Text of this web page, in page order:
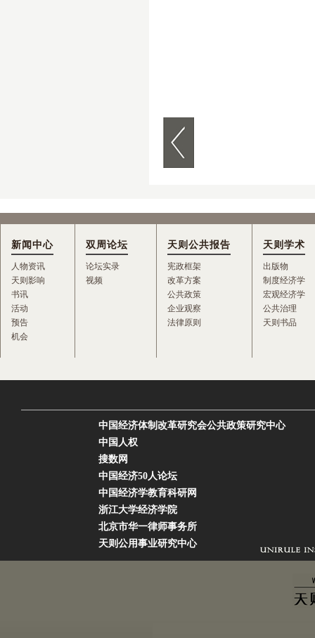
新闻中心
人物资讯
天则影响
书讯
活动
预告
机会
双周论坛
论坛实录
视频
天则公共报告
宪政框架
改革方案
公共政策
企业观察
法律原则
天则学术
出版物
制度经济学
宏观经济学
公共治理
天则书品
中国经济体制改革研究会公共政策研究中心
中国人权
搜数网
中国经济50人论坛
中国经济学教育科研网
浙江大学经济学院
北京市华一律师事务所
天则公用事业研究中心